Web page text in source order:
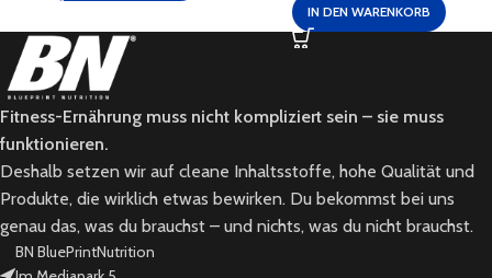
IN DEN WARENKORB
Fitness-Ernährung muss nicht kompliziert sein – sie muss
funktionieren.
Deshalb setzen wir auf cleane Inhaltsstoffe, hohe Qualität und
Produkte, die wirklich etwas bewirken. Du bekommst bei uns
genau das, was du brauchst – und nichts, was du nicht brauchst.
BN BluePrintNutrition